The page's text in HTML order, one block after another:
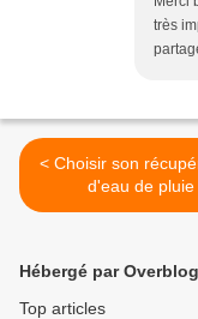
très
< Choisir son récupérateur
d'eau de pluie
Hébergé par Overblog
Top articles